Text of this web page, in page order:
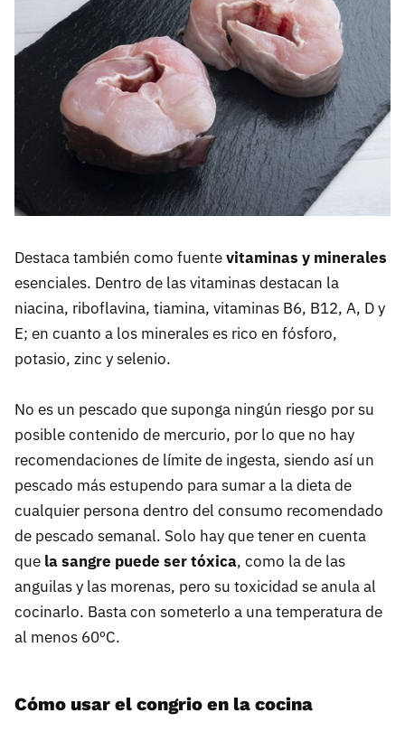
Destaca también como fuentevitaminas y minerales
esenciales. Dentro de las vitaminas destacan la
niacina, riboflavina, tiamina, vitaminas B6, B12, A, D y
E; en cuanto a los minerales es rico en fósforo,
potasio, zinc y selenio.
No es un pescado que suponga ningún riesgo por su
posible contenido de mercurio, por lo que no hay
recomendaciones de límite de ingesta, siendo así un
pescado más estupendo para sumar a la dieta de
cualquier persona dentro del consumo recomendado
de pescado semanal. Solo hay que tener en cuenta
que la sangre puede ser tóxica, como la de las
anguilas y las morenas, pero su toxicidad se anula al
cocinarlo. Basta con someterlo a una temperatura de
al menos 60ºC.
Cómo usar el congrio en la cocina